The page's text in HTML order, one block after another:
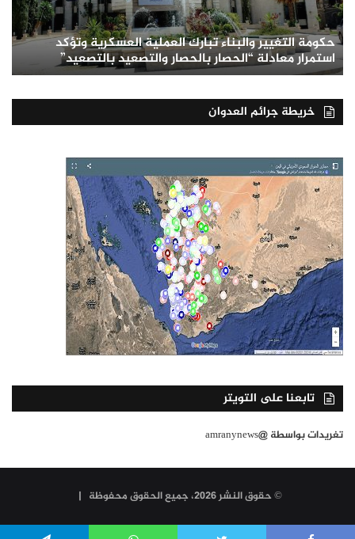
حكومة التغيير والبناء تبارك العملية العسكرية وتؤكد
استمرار معادلة “الحصار بالحصار والتصعيد بالتصعيد”
خريطة جرائم العدوان
تابعنا على التويتر
تغريدات بواسطة @amranynews
© حقوق النشر 2026، جميع الحقوق محفوظة |